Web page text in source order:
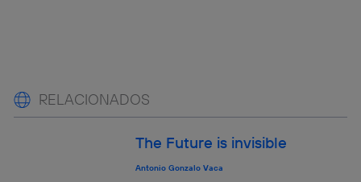
RELACIONADOS
The Future is invisible
Antonio Gonzalo Vaca